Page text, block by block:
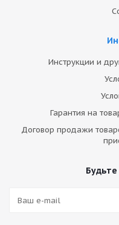
Инструкции и
Гарантия на
Договор продажи
Будьте